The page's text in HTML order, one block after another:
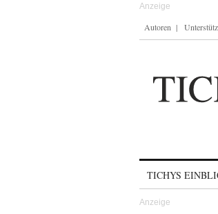
Autoren
TICHYS